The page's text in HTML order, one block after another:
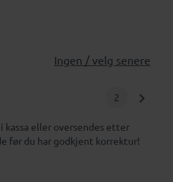
Ingen / velg senere
2
eller oversendes etter
før du har godkjent korrektur!